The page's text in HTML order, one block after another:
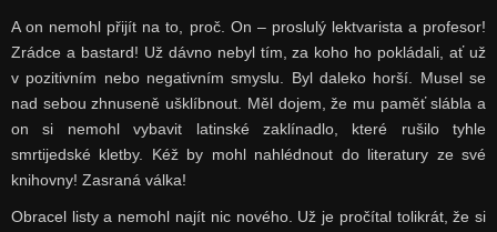
A on nemohl přijít na to, proč. On – proslulý lektvarista a profesor!
Zrádce a bastard! Už dávno nebyl tím, za koho ho pokládali, ať už
v pozitivním nebo negativním smyslu. Byl daleko horší. Musel se
nad sebou zhnuseně ušklíbnout. Měl dojem, že mu paměť slábla a
on si nemohl vybavit latinské zaklínadlo, které rušilo tyhle
smrtijedské kletby. Kéž by mohl nahlédnout do literatury ze své
knihovny! Zasraná válka!
Obracel listy a nemohl najít nic nového. Už je pročítal tolikrát, že si